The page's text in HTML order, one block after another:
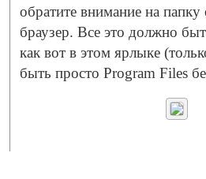
обратите внимание на папку
браузер. Все это должно
как вот в этом ярлыке
быть просто Program Files